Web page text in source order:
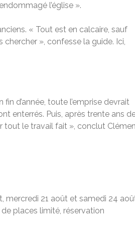
l’église ».
« Tout est en calcaire, sauf
», confesse la guide. Ici,
d’année, toute l’emprise devrait
enterrés. Puis, après trente ans
tout le travail fait », conclut
mercredi 21 août et samedi 24
places limité, réservation